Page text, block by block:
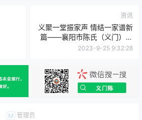
资讯
义聚一堂振家声 情结一家谱新
篇——襄阳市陈氏（义门）宗
亲会第一届大会胜利召开！
2023-9-25 9:32:28
M 管理员